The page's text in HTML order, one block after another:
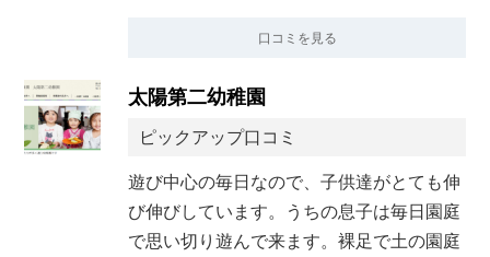
口コミを見る
太陽第二幼稚園
ピックアップ口コミ
遊び中心の毎日なので、子供達がとても伸
び伸びしています。うちの息子は毎日園庭
で思い切り遊んで来ます。裸足で土の園庭